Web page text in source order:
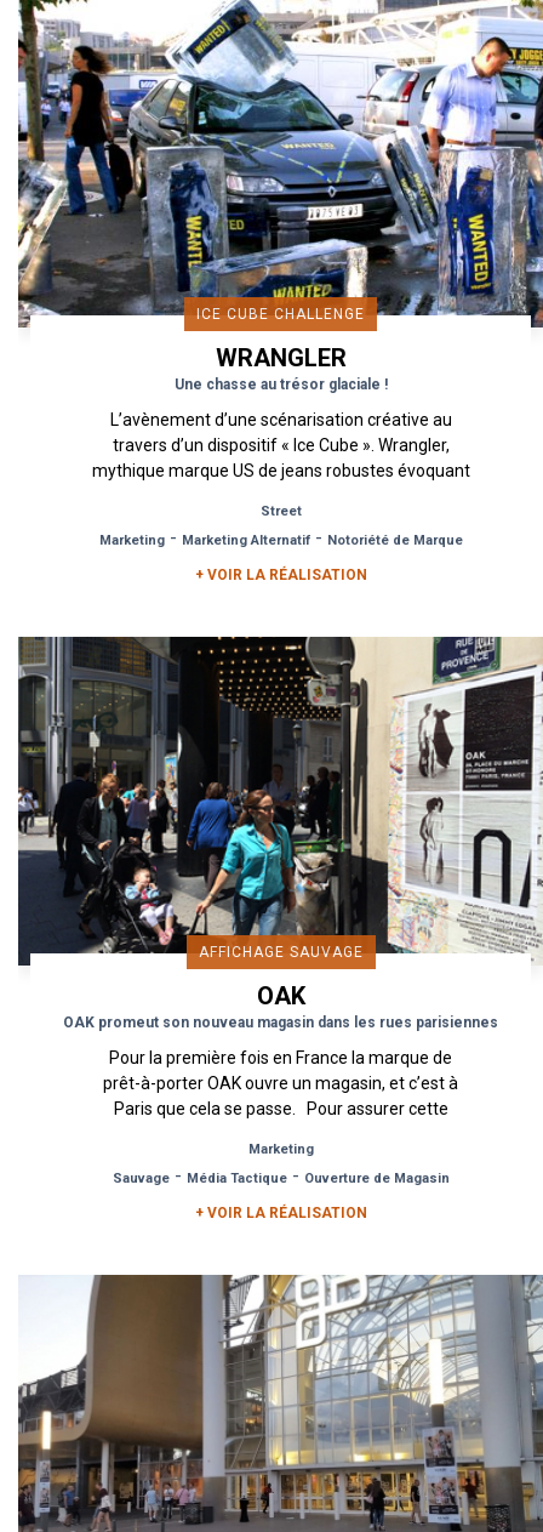
ICE CUBE CHALLENGE
WRANGLER
Une chasse au trésor glaciale !
L’avènement d’une scénarisation créative au
travers d’un dispositif « Ice Cube ». Wrangler,
mythique marque US de jeans robustes évoquant
Street
Marketing- Marketing Alternatif- Notoriété de Marque
+ VOIR LA RÉALISATION
AFFICHAGE SAUVAGE
OAK
OAK promeut son nouveau magasin dans les rues parisiennes
Pour la première fois en France la marque de
prêt-à-porter OAK ouvre un magasin, et c’est à
Paris que cela se passe. Pour assurer cette
Marketing
Sauvage- Média Tactique- Ouverture de Magasin
+ VOIR LA RÉALISATION